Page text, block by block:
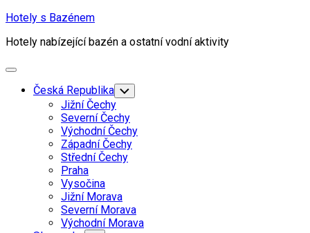
Skip
content
Hotely s Bazénem
Hotely nabízející bazén a ostatní vodní aktivity
Expand
Česká Republika Toggle
Child
Menu
Jižní Čechy
Severní Čechy
Východní Čechy
Západní Čechy
Střední Čechy
Praha
Vysočina
Jižní Morava
Severní Morava
Východní Morava